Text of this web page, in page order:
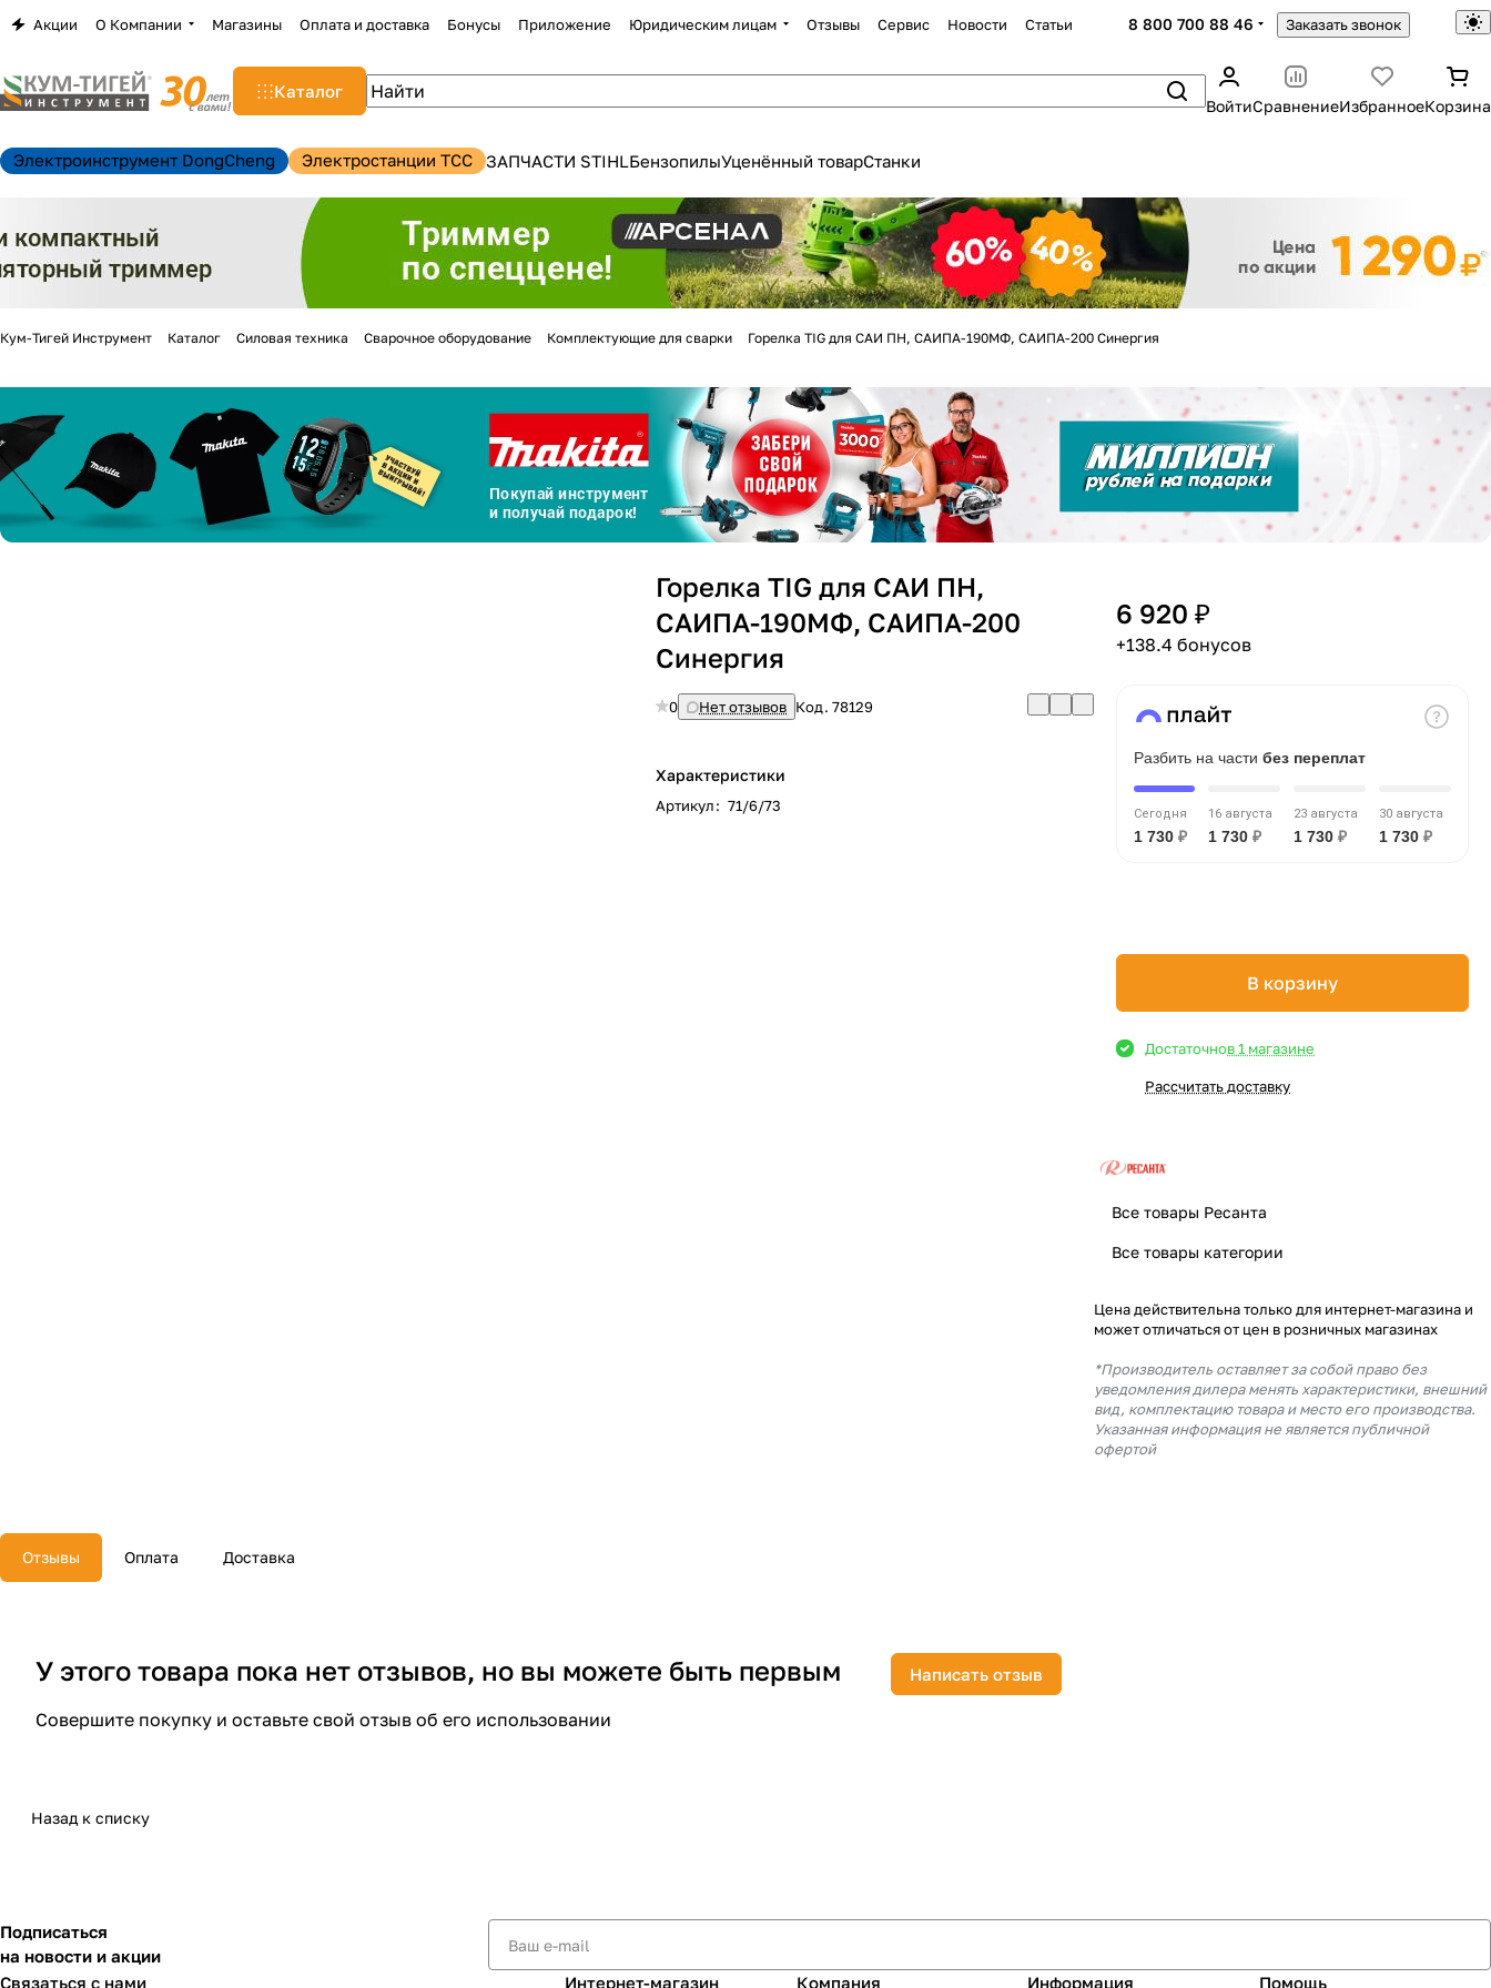
Акции О Компании Магазины Оплата и доставка Бонусы Приложение Юридическим лицам Отзывы Сервис Новости Статьи 8 800 700 88 46 Заказать звонок
Каталог
ВойтиСравнениеИзбранноеКорзина
Электроинструмент DongCheng Электростанции TCC ЗАПЧАСТИ STIHLБензопилыУценённый товарСтанки
Кум-Тигей Инструмент Каталог Силовая техника Сварочное оборудование Комплектующие для сварки Горелка TIG для САИ ПН, САИПА-190МФ, САИПА-200 Синергия
Горелка TIG для САИ ПН,
САИПА-190МФ, САИПА-200
Синергия
0 Нет отзывов Код.78129
Характеристики
Артикул: 71/6/73
6 920 ₽
+138.4 бонусов
Разбить на части без переплат
Сегодня
1 730 ₽
16 августа
1 730 ₽
23 августа
1 730 ₽
30 августа
1 730 ₽
В корзину
Достаточнов 1 магазине
Рассчитать доставку
Все товары Ресанта
Все товары категории
Цена действительна только для интернет-магазина и
может отличаться от цен в розничных магазинах
*Производитель оставляет за собой право без
уведомления дилера менять характеристики, внешний
вид, комплектацию товара и место его производства.
Указанная информация не является публичной
офертой
Отзывы Оплата Доставка
У этого товара пока нет отзывов, но вы можете быть первым
Совершите покупку и оставьте свой отзыв об его использовании
Написать отзыв
Назад к списку
Подписаться
на новости и акции
Связаться с нами
Интернет-магазин Компания Информация Помощь
Для клиентов всех банков
на частибез переплат
График платежей
Добавляйте товарыв корзину
Оплачивайте сегодня только